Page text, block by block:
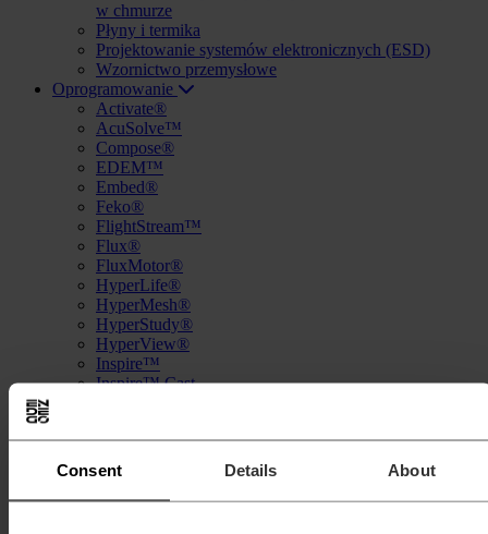
Consent Details About
w chmurze
Płyny i termika
Projektowanie systemów elektronicznych (ESD)
Wzornictwo przemysłowe
Oprogramowanie
Activate®
AcuSolve™
Compose®
EDEM™
Embed®
Feko®
FlightStream™
Flux®
FluxMotor®
HyperLife®
HyperMesh®
HyperStudy®
HyperView®
Inspire™
Inspire™ Cast
Inspire™ Form
MotionSolve®
Multiscale Designer®
OptiStruct®